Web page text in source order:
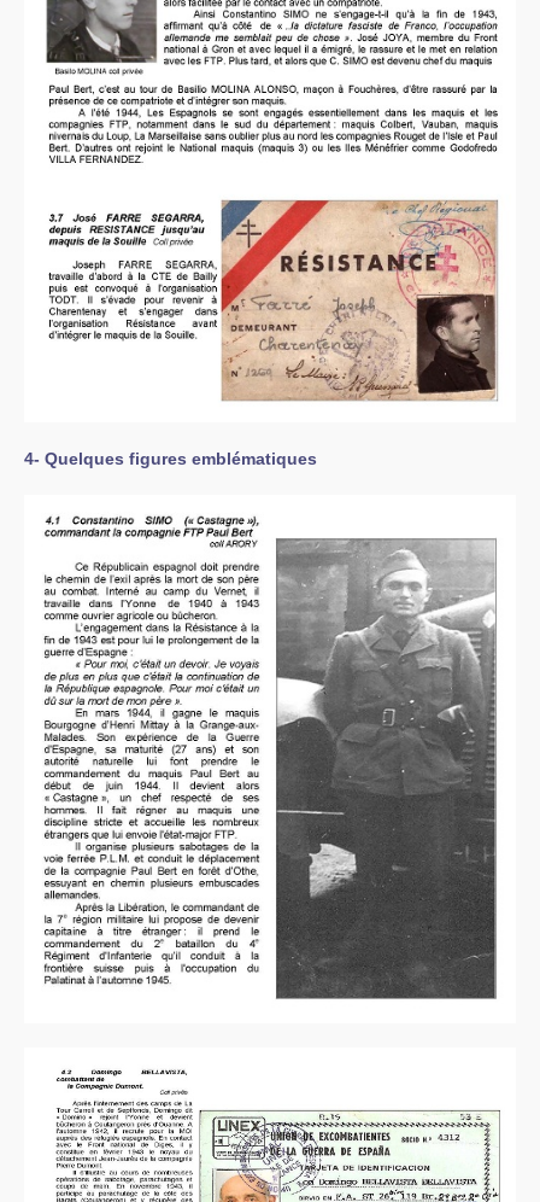
4- Quelques figures emblématiques